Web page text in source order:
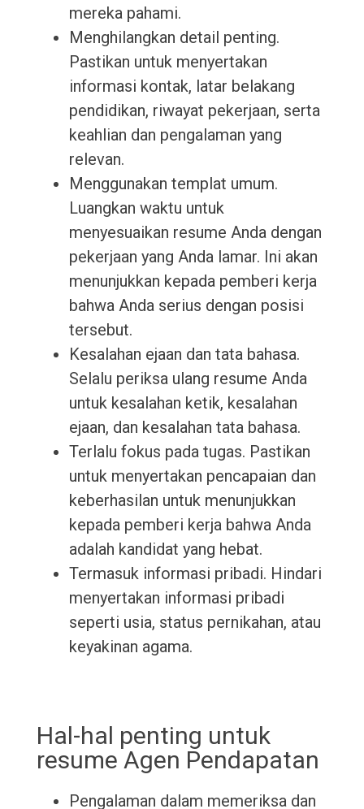
mereka pahami.
Menghilangkan detail penting.
Pastikan untuk menyertakan
informasi kontak, latar belakang
pendidikan, riwayat pekerjaan, serta
keahlian dan pengalaman yang
relevan.
Menggunakan templat umum.
Luangkan waktu untuk
menyesuaikan resume Anda dengan
pekerjaan yang Anda lamar. Ini akan
menunjukkan kepada pemberi kerja
bahwa Anda serius dengan posisi
tersebut.
Kesalahan ejaan dan tata bahasa.
Selalu periksa ulang resume Anda
untuk kesalahan ketik, kesalahan
ejaan, dan kesalahan tata bahasa.
Terlalu fokus pada tugas. Pastikan
untuk menyertakan pencapaian dan
keberhasilan untuk menunjukkan
kepada pemberi kerja bahwa Anda
adalah kandidat yang hebat.
Termasuk informasi pribadi. Hindari
menyertakan informasi pribadi
seperti usia, status pernikahan, atau
keyakinan agama.
Hal-hal penting untuk
resume Agen Pendapatan
Pengalaman dalam memeriksa dan